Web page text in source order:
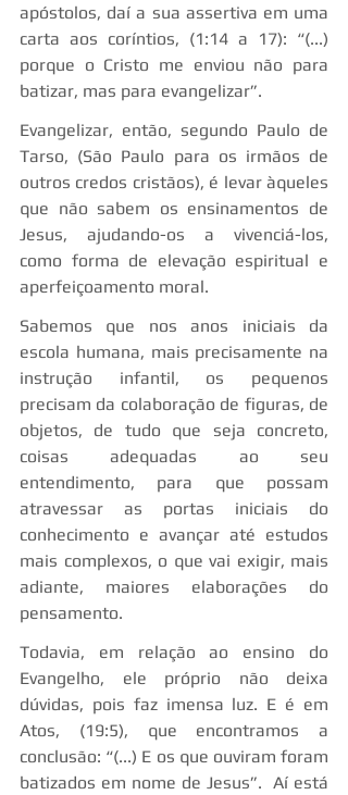
apóstolos, daí a sua assertiva em uma
carta aos coríntios, (1:14 a 17): “(...)
porque o Cristo me enviou não para
batizar, mas para evangelizar”.
Evangelizar, então, segundo Paulo de
Tarso, (São Paulo para os irmãos de
outros credos cristãos), é levar àqueles
que não sabem os ensinamentos de
Jesus, ajudando-os a vivenciá-los,
como forma de elevação espiritual e
aperfeiçoamento moral.
Sabemos que nos anos iniciais da
escola humana, mais precisamente na
instrução infantil, os pequenos
precisam da colaboração de figuras, de
objetos, de tudo que seja concreto,
coisas adequadas ao seu
entendimento, para que possam
atravessar as portas iniciais do
conhecimento e avançar até estudos
mais complexos, o que vai exigir, mais
adiante, maiores elaborações do
pensamento.
Todavia, em relação ao ensino do
Evangelho, ele próprio não deixa
dúvidas, pois faz imensa luz. E é em
Atos, (19:5), que encontramos a
conclusão: “(...) E os que ouviram foram
batizados em nome de Jesus”.  Aí está